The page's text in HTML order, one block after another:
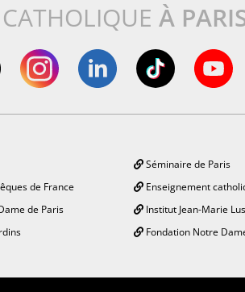
CATHOLIQUE À
de France
de Paris
Séminaire de Paris
Enseignement
Institut Jean-Marie
Fondation Notre